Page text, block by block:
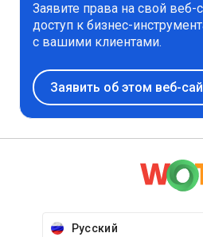
Заявите права на свой веб-
доступ к бизнес-
с вашими клиентами.
Заявить об этом веб-
Русский